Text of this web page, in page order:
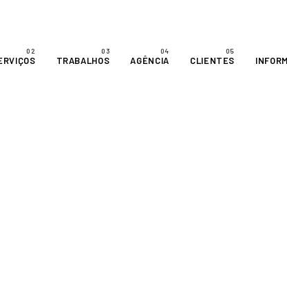
TRABALHOS AGÊNCIA CLIENTES